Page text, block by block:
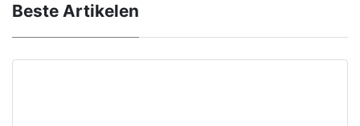
Beste Artikelen